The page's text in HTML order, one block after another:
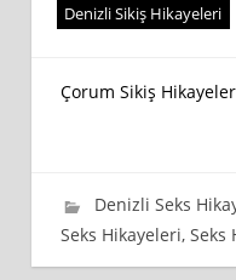
Denizli Sikiş Hikayeleri
Yazı
Çorum Sikiş
17 Eylül 2020
wpadmin_745cb4
Denizli Seks
Seks Hikayeleri, Seks